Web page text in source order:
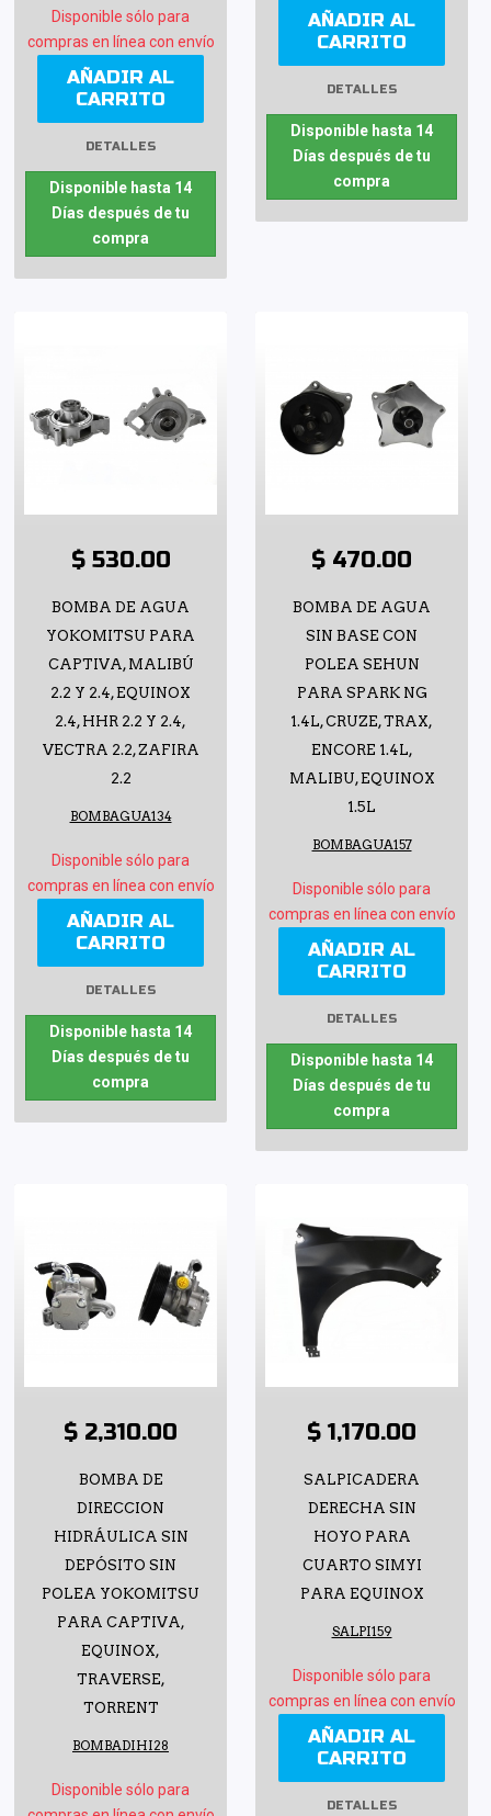
Disponible sólo para
compras en línea con envío
AÑADIR AL
CARRITO
DETALLES
Disponible hasta 14
Días después de tu
compra
AÑADIR AL
CARRITO
DETALLES
Disponible hasta 14
Días después de tu
compra
$ 530.00
BOMBA DE AGUA
YOKOMITSU PARA
CAPTIVA, MALIBÚ
2.2 Y 2.4, EQUINOX
2.4, HHR 2.2 Y 2.4,
VECTRA 2.2, ZAFIRA
2.2
BOMBAGUA134
Disponible sólo para
compras en línea con envío
AÑADIR AL
CARRITO
DETALLES
Disponible hasta 14
Días después de tu
compra
$ 470.00
BOMBA DE AGUA
SIN BASE CON
POLEA SEHUN
PARA SPARK NG
1.4L, CRUZE, TRAX,
ENCORE 1.4L,
MALIBU, EQUINOX
1.5L
BOMBAGUA157
Disponible sólo para
compras en línea con envío
AÑADIR AL
CARRITO
DETALLES
Disponible hasta 14
Días después de tu
compra
$ 2,310.00
BOMBA DE
DIRECCION
HIDRÁULICA SIN
DEPÓSITO SIN
POLEA YOKOMITSU
PARA CAPTIVA,
EQUINOX,
TRAVERSE,
TORRENT
BOMBADIHI28
Disponible sólo para
$ 1,170.00
SALPICADERA
DERECHA SIN
HOYO PARA
CUARTO SIMYI
PARA EQUINOX
SALPI159
Disponible sólo para
compras en línea con envío
AÑADIR AL
CARRITO
DETALLES